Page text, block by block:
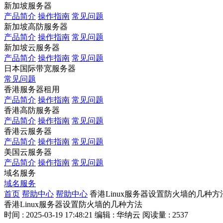
新加坡服务器
产品简介 操作指南 常见问题
新加坡高防服务器
产品简介 操作指南 常见问题
新加坡云服务器
产品简介 操作指南 常见问题
日本国际带宽服务器
常见问题
香港服务器租用
产品简介 操作指南 常见问题
香港高防服务器
产品简介 操作指南 常见问题
香港云服务器
产品简介 操作指南 常见问题
美国云服务器
产品简介 操作指南 常见问题
域名服务
域名服务
首页 帮助中心 帮助中心 香港Linux服务器设置防火墙的几种方
香港Linux服务器设置防火墙的几种方法
时间 : 2025-03-19 17:48:21 编辑 : 华纳云 阅读量 : 2537